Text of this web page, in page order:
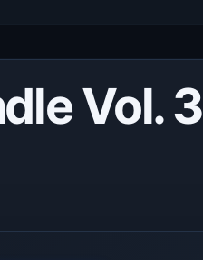
Vol. 3